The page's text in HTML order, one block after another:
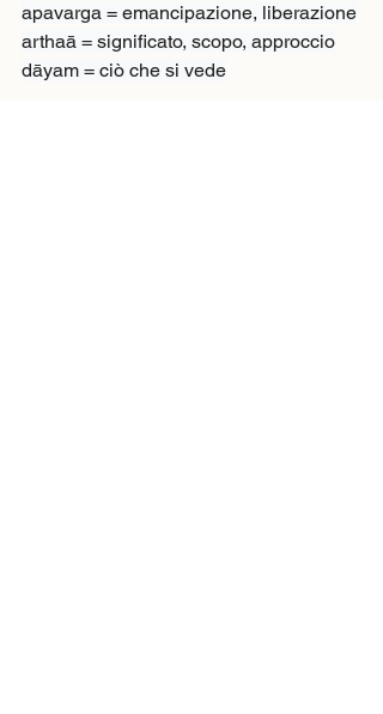
apavarga = emancipazione, liberazione
arthaā = significato, scopo, approccio
dāyam = ciò che si vede